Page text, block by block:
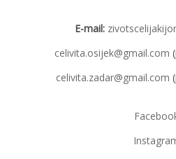
E-mail:
celivita.osijek@gmail.com
celivita.zadar@gmail.com